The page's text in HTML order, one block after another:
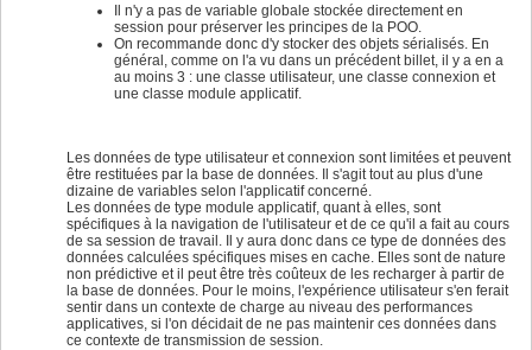
Il n'y a pas de variable globale stockée directement en
session pour préserver les principes de la POO.
On recommande donc d'y stocker des objets sérialisés. En
général, comme on l'a vu dans un précédent billet, il y a en a
au moins 3 : une classe utilisateur, une classe connexion et
une classe module applicatif.
Les données de type utilisateur et connexion sont limitées et peuvent
être restituées par la base de données. Il s'agit tout au plus d'une
dizaine de variables selon l'applicatif concerné.
Les données de type module applicatif, quant à elles, sont
spécifiques à la navigation de l'utilisateur et de ce qu'il a fait au cours
de sa session de travail. Il y aura donc dans ce type de données des
données calculées spécifiques mises en cache. Elles sont de nature
non prédictive et il peut être très coûteux de les recharger à partir de
la base de données. Pour le moins, l'expérience utilisateur s'en ferait
sentir dans un contexte de charge au niveau des performances
applicatives, si l'on décidait de ne pas maintenir ces données dans
ce contexte de transmission de session.